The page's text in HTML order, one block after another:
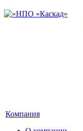
Компания